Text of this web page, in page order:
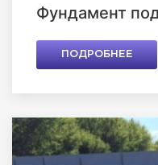
Фундамент
ПОДРОБНЕЕ